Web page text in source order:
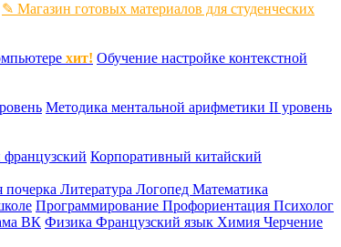
✎ Магазин готовых материалов для студенческих
хит! Обучение настройке контекстной
Методика ментальной арифметики II уровень
Корпоративный китайский
почерка Литература Логопед Математика
Программирование Профориентация Психолог
ВК Физика Французский язык Химия Черчение